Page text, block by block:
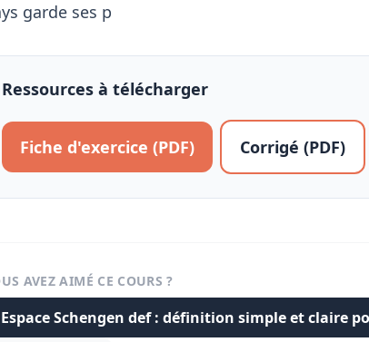
garde ses p
Ressources à télécharger
Fiche d'exercice (PDF) Corrigé (PDF)
AVEZ AIMÉ CE COURS ?
Espace Schengen def : définition simple et claire